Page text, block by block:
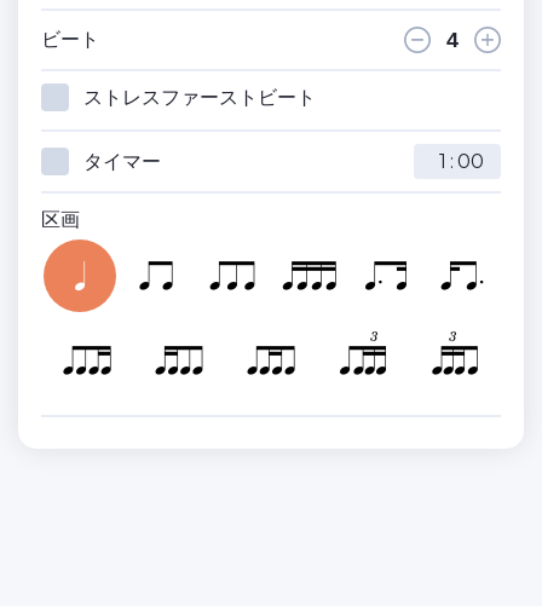
ビート
ストレスファーストビート
タイマー :
区画